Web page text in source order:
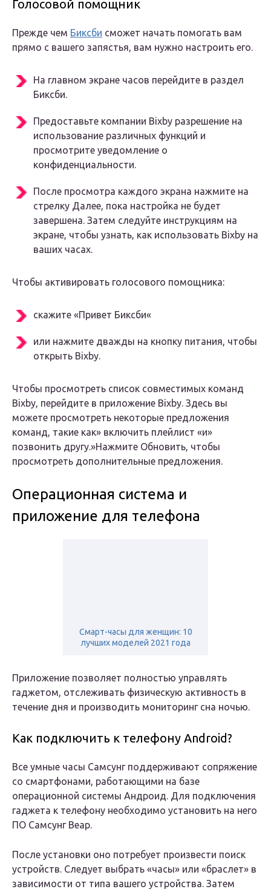
Голосовой помощник
Прежде чем Биксби сможет начать помогать вам
прямо с вашего запястья, вам нужно настроить его.
На главном экране часов перейдите в раздел
Биксби.
Предоставьте компании Bixby разрешение на
использование различных функций и
просмотрите уведомление о
конфиденциальности.
После просмотра каждого экрана нажмите на
стрелку Далее, пока настройка не будет
завершена. Затем следуйте инструкциям на
экране, чтобы узнать, как использовать Bixby на
ваших часах.
Чтобы активировать голосового помощника:
скажите «Привет Биксби«
или нажмите дважды на кнопку питания, чтобы
открыть Bixby.
Чтобы просмотреть список совместимых команд
Bixby, перейдите в приложение Bixby. Здесь вы
можете просмотреть некоторые предложения
команд, такие как» включить плейлист «и»
позвонить другу.»Нажмите Обновить, чтобы
просмотреть дополнительные предложения.
Операционная система и
приложение для телефона
Смарт-часы для женщин: 10
лучших моделей 2021 года
Приложение позволяет полностью управлять
гаджетом, отслеживать физическую активность в
течение дня и производить мониторинг сна ночью.
Как подключить к телефону Android?
Все умные часы Самсунг поддерживают сопряжение
со смартфонами, работающими на базе
операционной системы Андроид. Для подключения
гаджета к телефону необходимо установить на него
ПО Самсунг Веар.
После установки оно потребует произвести поиск
устройств. Следует выбрать «часы» или «браслет» в
зависимости от типа вашего устройства. Затем